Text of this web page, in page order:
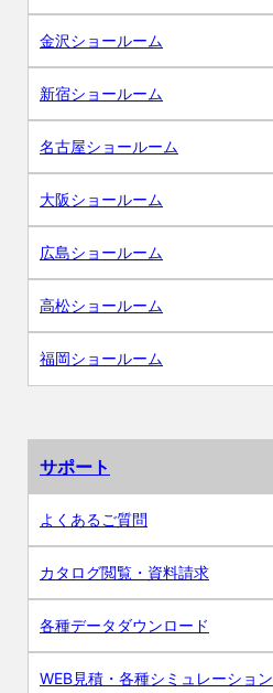
金沢ショールーム
新宿ショールーム
名古屋ショールーム
大阪ショールーム
広島ショールーム
高松ショールーム
福岡ショールーム
サポート
よくあるご質問
カタログ閲覧・資料請求
各種データダウンロード
WEB見積・各種シミュレーション